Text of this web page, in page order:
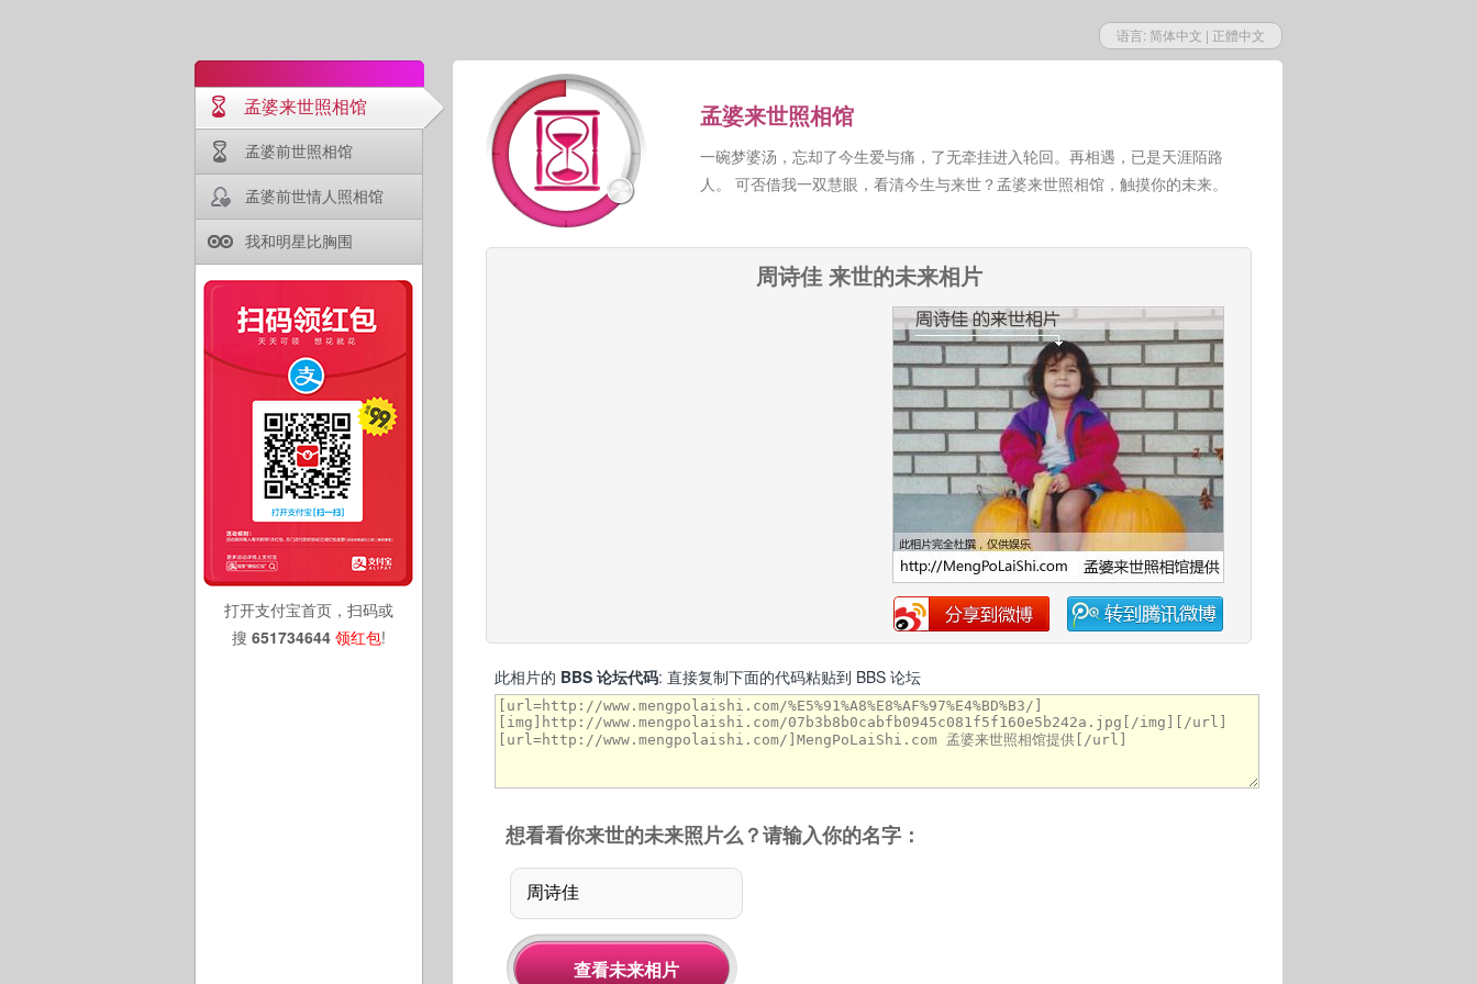
语言: 简体中文 | 正體中文
孟婆来世照相馆
孟婆前世照相馆
孟婆前世情人照相馆
我和明星比胸围
打开支付宝首页，扫码或
搜 651734644 领红包!
孟婆来世照相馆
一碗梦婆汤，忘却了今生爱与痛，了无牵挂进入轮回。再相遇，已是天涯陌路
人。 可否借我一双慧眼，看清今生与来世？孟婆来世照相馆，触摸你的未来。
周诗佳 来世的未来相片
此相片的 BBS 论坛代码: 直接复制下面的代码粘贴到 BBS 论坛
想看看你来世的未来照片么？请输入你的名字：